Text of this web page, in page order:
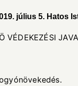
július 5. Hatos